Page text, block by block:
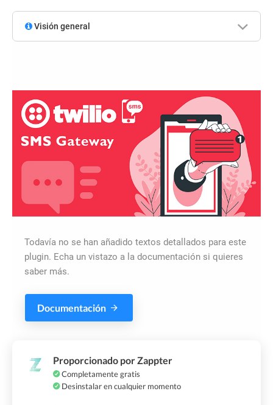
Visión general
Todavía no se han añadido textos detallados para este
plugin. Echa un vistazo a la documentación si quieres
saber más.
Documentación
Proporcionado por Zappter
Completamente gratis
Desinstalar en cualquier momento